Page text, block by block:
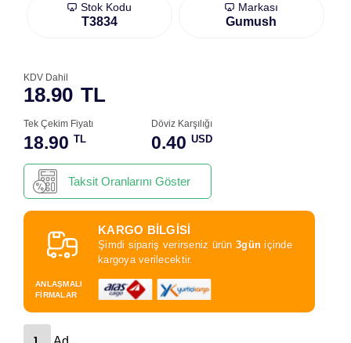
Stok Kodu
T3834
Markası
Gumush
18.90 TL
KDV Dahil
Tek Çekim Fiyatı
18.90 TL
Döviz Karşılığı
0.40 USD
Taksit Oranlarını Göster
KARGO BİLGİSİ
Şimdi sipariş verirseniz ürün 3gün içinde
kargoya verilecektir.
ANLAŞMALI
FİRMALAR